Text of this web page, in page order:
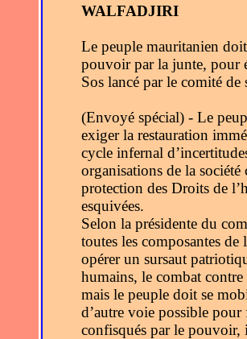
WALFADJIRI
Le peuple mauritanien
pouvoir par la junte, pour
Sos lancé par le comité
(Envoyé spécial) - Le
exiger la restauration
cycle infernal
organisations de la
protection des Droits de
esquivées.
Selon la présidente du
toutes les composantes
opérer un sursaut
humains, le combat contre
mais le peuple doit se
d’autre voie possible pour
confisqués par le